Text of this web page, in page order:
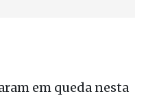
em queda nesta